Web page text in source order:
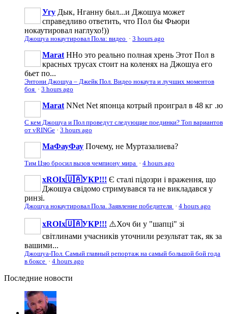
Угу Дык, Нганну был...и Джошуа может
справедливо ответить, что Пол бы Фьюри
нокаутировал наглухо!))
Джошуа нокаутировал Пола: видео · 3 hours ago
Marat ННо это реально полная хрень Этот Пол в
красных трусах стоит на коленях на Джошуа его
бьет по...
Энтони Джошуа – Джейк Пол. Видео нокаута и лучших моментов
боя · 3 hours ago
Marat NNet Net японца котрый проиграл в 48 кг .ю
С кем Джошуа и Пол проведут следующие поединки? Топ вариантов
от vRINGe · 3 hours ago
МаФауФау Почему, не Муртазалиева?
Тим Цзю бросил вызов чемпиону мира · 4 hours ago
xROIx🇺🇦УКР!!! Є сталі підозри і враження, що
Джошуа свідомо стримувався та не викладався у
ринзі.
Джошуа нокаутировал Пола. Заявление победителя · 4 hours ago
xROIx🇺🇦УКР!!! ⚠️Хоч би у "шапці" зі
світлинами учасників уточнили результат так, як за
вашими...
Джошуа-Пол. Самый главный репортаж на самый большой бой года
в боксе · 4 hours ago
Последние новости